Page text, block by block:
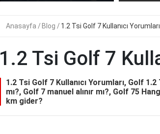
Anasayfa Blog 1.2 Tsi Golf 7 Kullanıcı Yorumları
1.2 Tsi Golf 7
1.2 Tsi Golf 7 Kullanıcı Yorumları, Golf
mı?, Golf 7 manuel alınır mı?, Golf 75
km gider?